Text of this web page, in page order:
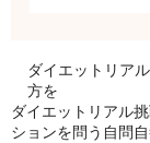
ダイエットリア
方を
ダイエットリアル
ションを問う自問